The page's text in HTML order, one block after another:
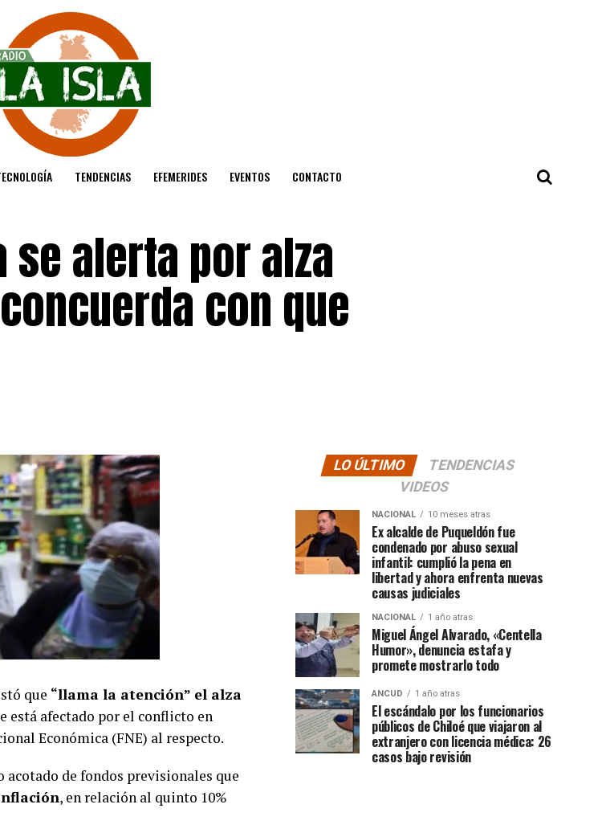
TENDENCIAS EFEMERIDES EVENTOS CONTACTO
alerta por alza
con que
que “llama la atención” el alza
está afectado por el conflicto en
Económica (FNE) al respecto.
de fondos previsionales que
, en relación al quinto 10%
LO ÚLTIMO
TENDENCIAS
VIDEOS
NACIONAL 10 meses atras
Ex alcalde de Puqueldón fue
condenado por abuso sexual
infantil: cumplió la pena en
libertad y ahora enfrenta nuevas
causas judiciales
NACIONAL 1 año atras
Miguel Ángel Alvarado, «Centella
Humor», denuncia estafa y
promete mostrarlo todo
ANCUD 1 año atras
El escándalo por los funcionarios
públicos de Chiloé que viajaron al
extranjero con licencia médica: 26
casos bajo revisión